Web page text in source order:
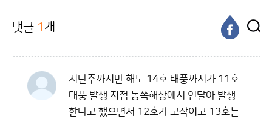
댓글 1 개
지난주까지만 해도 14호 태풍까지가 11호
태풍 발생 지점 동쪽해상에서 연달아 발생
한다고 했으면서 12호가 고작이고 13호는